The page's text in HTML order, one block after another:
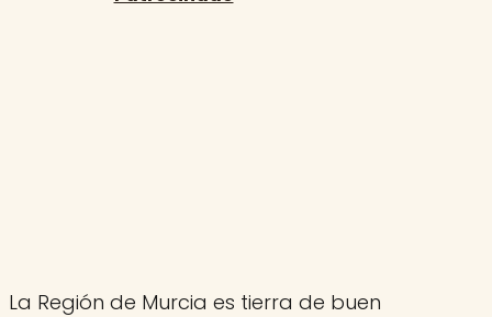
La Región de Murcia es tierra de buen